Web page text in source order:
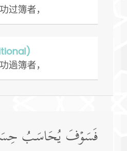
过簿者，
過簿者，
فَسَوۡفَ یُحَاسَبُ